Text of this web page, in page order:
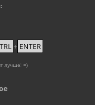
+ ENTER
лучше! =)